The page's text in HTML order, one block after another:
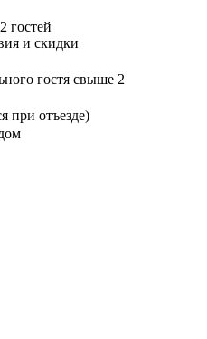
гостей
и скидки
гостя свыше 2
при отъезде)